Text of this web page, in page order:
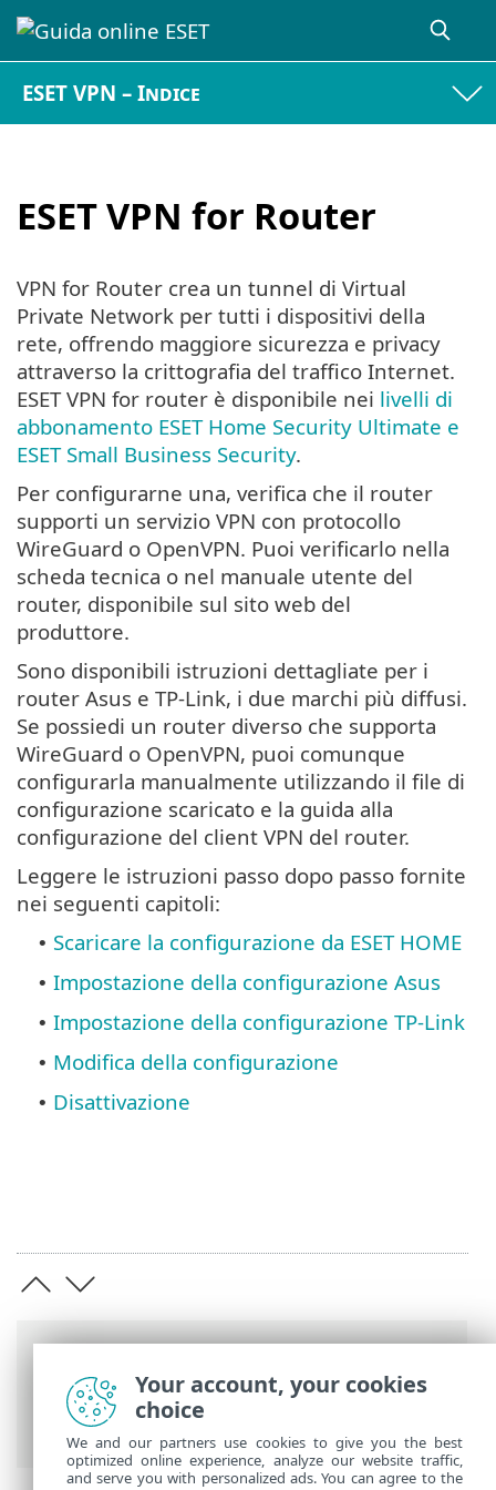
ESET VPN – Indice
ESET VPN for Router
Guida online ESET ESET VPN
for Router
VPN for Router crea un tunnel di Virtual
Private Network per tutti i dispositivi della
rete, offrendo maggiore sicurezza e privacy
attraverso la crittografia del traffico Internet.
ESET VPN for router è disponibile nei livelli di
abbonamento ESET Home Security Ultimate e
ESET Small Business Security.
Per configurarne una, verifica che il router
supporti un servizio VPN con protocollo
WireGuard o OpenVPN. Puoi verificarlo nella
scheda tecnica o nel manuale utente del
router, disponibile sul sito web del
produttore.
Sono disponibili istruzioni dettagliate per i
router Asus e TP-Link, i due marchi più diffusi.
Se possiedi un router diverso che supporta
WireGuard o OpenVPN, puoi comunque
configurarla manualmente utilizzando il file di
configurazione scaricato e la guida alla
configurazione del client VPN del router.
Leggere le istruzioni passo dopo passo fornite
nei seguenti capitoli:
• Scaricare la configurazione da ESET HOME
• Impostazione della configurazione Asus
• Impostazione della configurazione TP-Link
• Modifica della configurazione
• Disattivazione
Your account, your cookies
choice
We and our partners use cookies to give you the best
optimized online experience, analyze our website traffic,
and serve you with personalized ads. You can agree to the